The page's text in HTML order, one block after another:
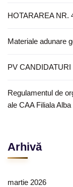
HOTARAREA NR.
Materiale adunare
PV
Regulamentul de
ale CAA Filiala Alba
Arhivă
martie 2026